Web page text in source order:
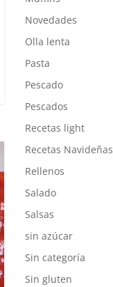
Novedades
Olla lenta
Pasta
Pescado
Pescados
Recetas light
Recetas Navideñas
Rellenos
Salado
Salsas
sin azúcar
Sin categoría
Sin gluten